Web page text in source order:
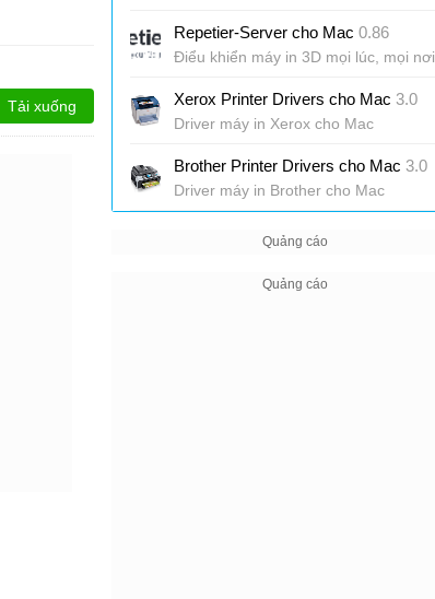
Tải xuống
Repetier-Server cho Mac 0.86
Điểu khiển máy in 3D mọi lúc, mọi nơi
Xerox Printer Drivers cho Mac 3.0
Driver máy in Xerox cho Mac
Brother Printer Drivers cho Mac 3.0
Driver máy in Brother cho Mac